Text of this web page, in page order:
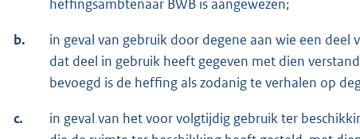
heffingsambtenaar BWB is aangewezen;
b.
in geval van gebruik door degene aan wie een
dat deel in gebruik heeft gegeven met dien
bevoegd is de heffing als zodanig te verhalen op
c.
in geval van het voor volgtijdig gebruik ter